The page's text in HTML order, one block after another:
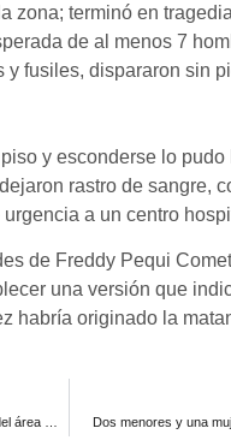
zona; terminó en
de al menos 7
fusiles, dispararon sin
y esconderse lo
rastro de sangre,
a un centro
de Freddy Pequi
una versión que
habría originado la
Dos menores y una